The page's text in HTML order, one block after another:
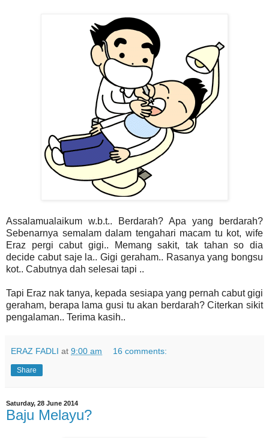
Assalamualaikum w.b.t.. Berdarah? Apa yang berdarah?
Sebenarnya semalam dalam tengahari macam tu kot, wife
Eraz pergi cabut gigi.. Memang sakit, tak tahan so dia
decide cabut saje la.. Gigi geraham.. Rasanya yang bongsu
kot.. Cabutnya dah selesai tapi ..
Tapi Eraz nak tanya, kepada sesiapa yang pernah cabut gigi
geraham, berapa lama gusi tu akan berdarah? Citerkan sikit
pengalaman.. Terima kasih..
ERAZ FADLI at 9:00 am 16 comments:
Share
Saturday, 28 June 2014
Baju Melayu?